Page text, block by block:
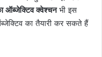
ऑब्जेक्टिव क्वेश्चनभी इस
का तैयारी कर सकते हैं